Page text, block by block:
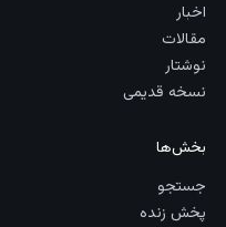
اخبار
مقالات
نوشتار
نسخه قدیمی
بخش‌ها
جستجو
پخش زنده